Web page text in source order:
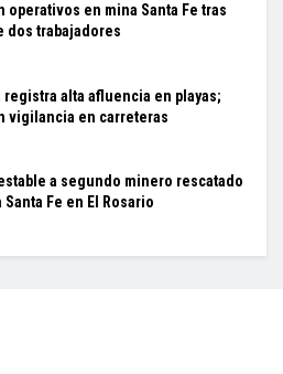
operativos en mina Santa Fe tras
dos trabajadores
registra alta afluencia en playas;
vigilancia en carreteras
a segundo minero rescatado
Santa Fe en El Rosario